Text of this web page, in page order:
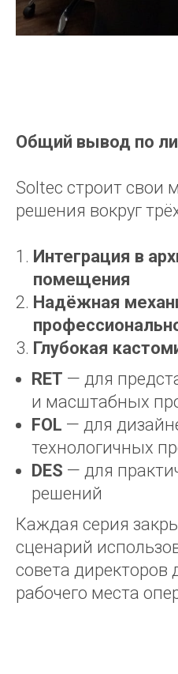
Общий вывод по
Soltec строит свои
решения вокруг
Интеграция в
помещения
Надёжная
Глубокая
RET — для
и масштабных
FOL — для
технологичных
DES — для
решений
Каждая серия
сценарий
совета директоров
рабочего места